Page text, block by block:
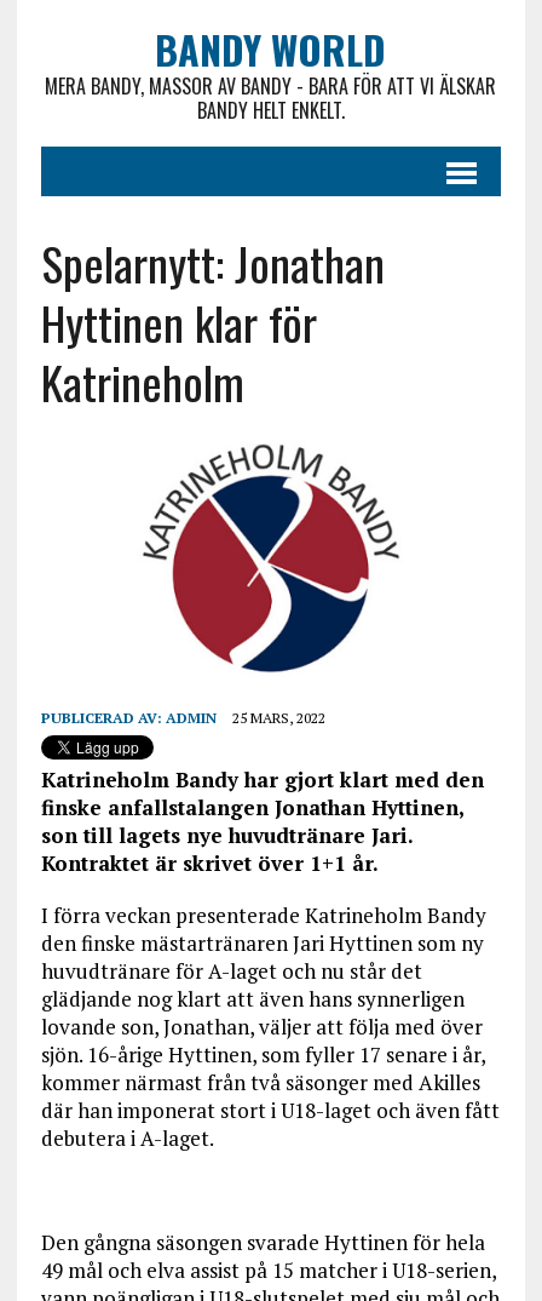
BANDY WORLD
MERA BANDY, MASSOR AV BANDY - BARA FÖR ATT VI ÄLSKAR
BANDY HELT ENKELT.
Spelarnytt: Jonathan
Hyttinen klar för
Katrineholm
PUBLICERAD AV: ADMIN 25 MARS, 2022
Katrineholm Bandy har gjort klart med den
finske anfallstalangen Jonathan Hyttinen,
son till lagets nye huvudtränare Jari.
Kontraktet är skrivet över 1+1 år.
I förra veckan presenterade Katrineholm Bandy
den finske mästartränaren Jari Hyttinen som ny
huvudtränare för A-laget och nu står det
glädjande nog klart att även hans synnerligen
lovande son, Jonathan, väljer att följa med över
sjön. 16-årige Hyttinen, som fyller 17 senare i år,
kommer närmast från två säsonger med Akilles
där han imponerat stort i U18-laget och även fått
debutera i A-laget.
Den gångna säsongen svarade Hyttinen för hela
49 mål och elva assist på 15 matcher i U18-serien,